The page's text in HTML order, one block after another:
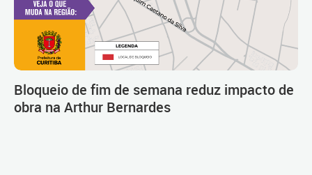
Bloqueio de fim de semana reduz impacto de
obra na Arthur Bernardes